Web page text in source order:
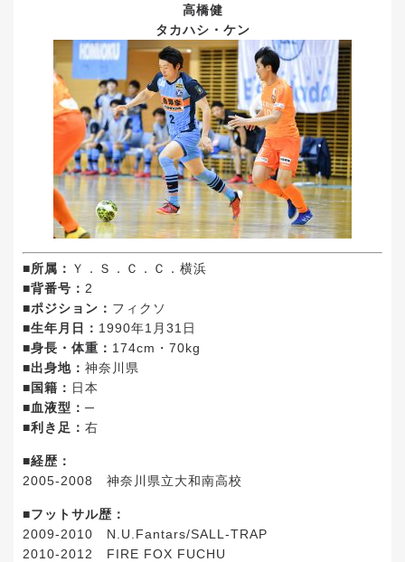
高橋健
タカハシ・ケン
■所属： Ｙ．Ｓ．Ｃ．Ｃ．横浜
■背番号： 2
■ポジション： フィクソ
■生年月日： 1990年1月31日
■身長・体重： 174cm・70kg
■出身地： 神奈川県
■国籍： 日本
■血液型：─
■利き足： 右
■経歴：
2005-2008 神奈川県立大和南高校
■フットサル歴：
2009-2010 N.U.Fantars/SALL-TRAP
2010-2012 FIRE FOX FUCHU